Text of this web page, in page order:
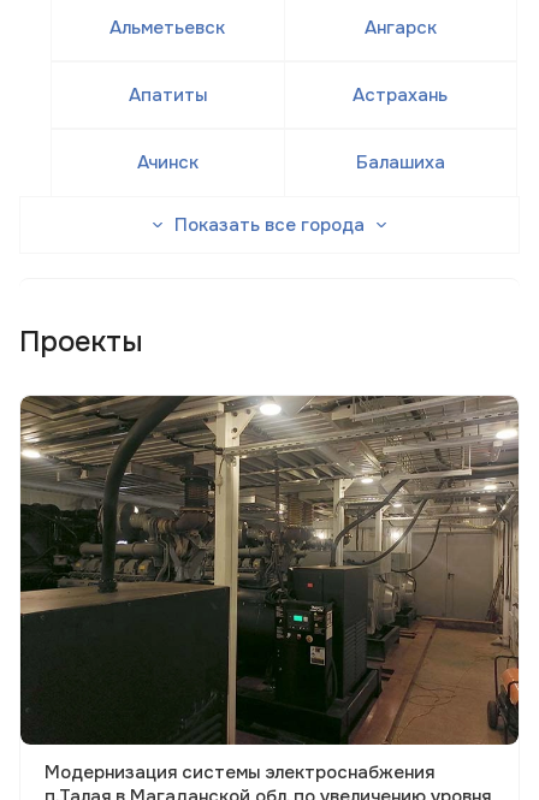
Альметьевск Ангарск
Апатиты Астрахань
Ачинск Балашиха
Показать все города
Проекты
Модернизация системы электроснабжения